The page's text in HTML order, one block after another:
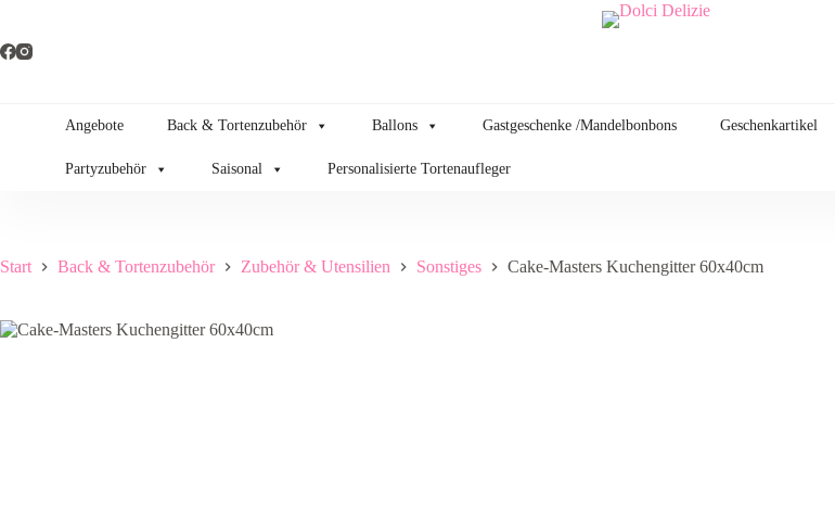
springen
Angebote Back & Tortenzubehör Ballons Gastgeschenke /Mandelbonbons Geschenkartikel
Partyzubehör Saisonal Personalisierte Tortenaufleger
Start Back & Tortenzubehör Zubehör & Utensilien Sonstiges Cake-Masters Kuchengitter 60x40cm